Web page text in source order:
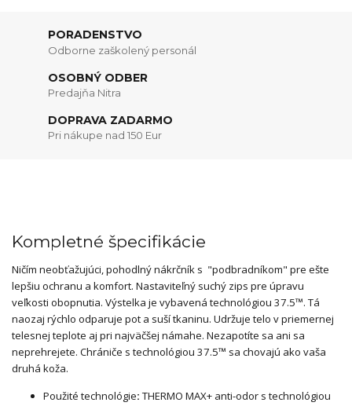
PORADENSTVO
Odborne zaškolený personál
OSOBNÝ ODBER
Predajňa Nitra
DOPRAVA ZADARMO
Pri nákupe nad 150 Eur
Kompletné špecifikácie
Ničím neobťažujúci, pohodlný nákrčník s "podbradníkom" pre ešte
lepšiu ochranu a komfort. Nastaviteľný suchý zips pre úpravu
veľkosti obopnutia. Výstelka je vybavená technológiou 37.5™. Tá
naozaj rýchlo odparuje pot a suší tkaninu. Udržuje telo v priemernej
telesnej teplote aj pri najväčšej námahe. Nezapotíte sa ani sa
neprehrejete. Chrániče s technológiou 37.5™ sa chovajú ako vaša
druhá koža.
Použité technológie: THERMO MAX+ anti-odor s technológiou